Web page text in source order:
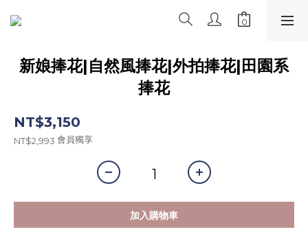
新娘捧花|自然風捧花|外拍捧花|田園系
捧花
NT$3,150
NT$2,993 會員獨享
加入購物車